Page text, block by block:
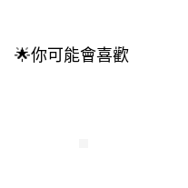
🌟你可能會喜歡